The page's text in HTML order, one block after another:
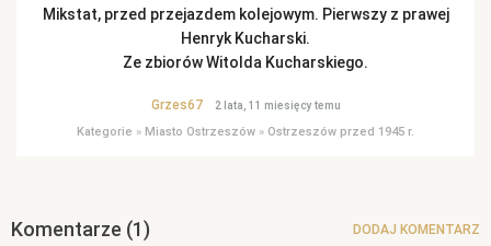
Mikstat, przed przejazdem kolejowym. Pierwszy z prawej
Henryk Kucharski.
Ze zbiorów Witolda Kucharskiego.
Grzes67 2 lata, 11 miesięcy temu
Kategorie » Miasto Ostrzeszów » Ostrzeszów przed 1945 r.
Komentarze (1) DODAJ KOMENTARZ